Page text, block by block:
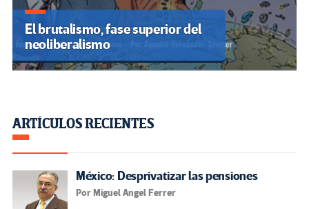
El brutalismo, fase superior del
neoliberalismo
ARTÍCULOS RECIENTES
México: Desprivatizar las pensiones
Por Miguel Angel Ferrer